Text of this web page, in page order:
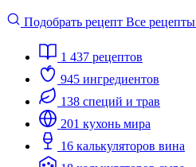
Подобрать рецепт Все рецепты
1 437 рецептов
945 ингредиентов
138 специй и трав
201 кухонь мира
16 калькуляторов вина